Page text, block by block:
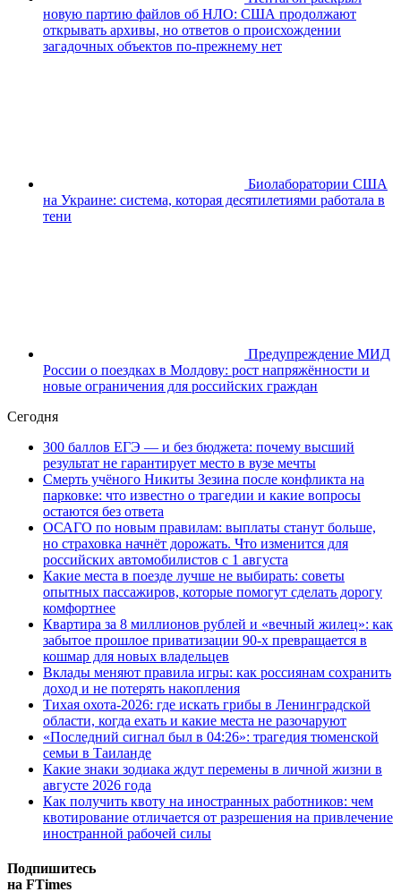
новую партию файлов об НЛО: США продолжают
открывать архивы, но ответов о происхождении
загадочных объектов по-прежнему нет
Биолаборатории США
на Украине: система, которая десятилетиями работала в
тени
Предупреждение МИД
России о поездках в Молдову: рост напряжённости и
новые ограничения для российских граждан
Сегодня
300 баллов ЕГЭ — и без бюджета: почему высший
результат не гарантирует место в вузе мечты
Смерть учёного Никиты Зезина после конфликта на
парковке: что известно о трагедии и какие вопросы
остаются без ответа
ОСАГО по новым правилам: выплаты станут больше,
но страховка начнёт дорожать. Что изменится для
российских автомобилистов с 1 августа
Какие места в поезде лучше не выбирать: советы
опытных пассажиров, которые помогут сделать дорогу
комфортнее
Квартира за 8 миллионов рублей и «вечный жилец»: как
забытое прошлое приватизации 90-х превращается в
кошмар для новых владельцев
Вклады меняют правила игры: как россиянам сохранить
доход и не потерять накопления
Тихая охота-2026: где искать грибы в Ленинградской
области, когда ехать и какие места не разочаруют
«Последний сигнал был в 04:26»: трагедия тюменской
семьи в Таиланде
Какие знаки зодиака ждут перемены в личной жизни в
августе 2026 года
Как получить квоту на иностранных работников: чем
квотирование отличается от разрешения на привлечение
иностранной рабочей силы
Подпишитесь
на FTimes